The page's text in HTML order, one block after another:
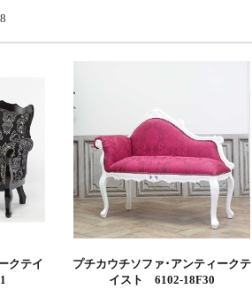
8
クテイ
プチカウチソファ･アンティークテ
イスト 6102-18F30